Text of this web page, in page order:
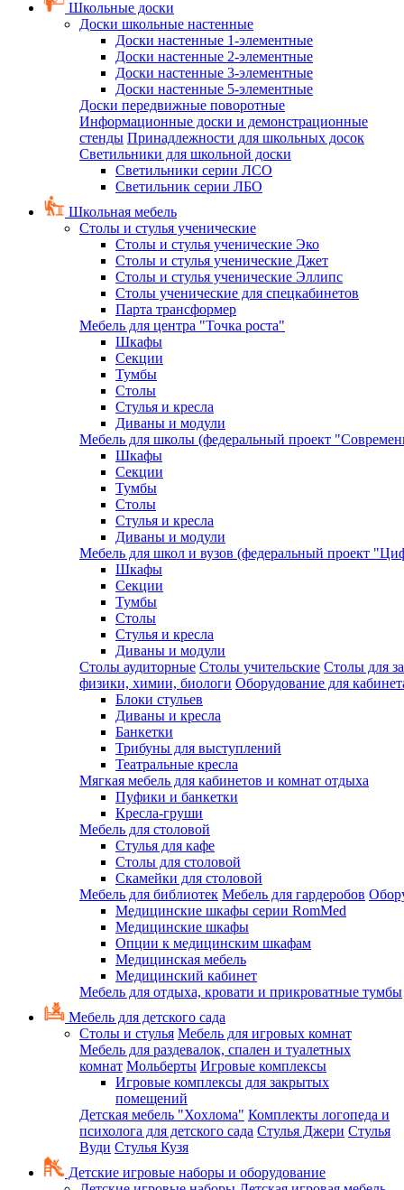
Школьные доски
Доски школьные настенные
Доски настенные 1-элементные
Доски настенные 2-элементные
Доски настенные 3-элементные
Доски настенные 5-элементные
Доски передвижные поворотные
Информационные доски и демонстрационные
стенды Принадлежности для школьных досок
Светильники для школьной доски
Светильники серии ЛСО
Светильник серии ЛБО
Школьная мебель
Столы и стулья ученические
Столы и стулья ученические Эко
Столы и стулья ученические Джет
Столы и стулья ученические Эллипс
Столы ученические для спецкабинетов
Парта трансформер
Мебель для центра "Точка роста"
Шкафы
Секции
Тумбы
Столы
Стулья и кресла
Диваны и модули
Мебель для школы (федеральный проект
Шкафы
Секции
Тумбы
Столы
Стулья и кресла
Диваны и модули
Мебель для школ и вузов (федеральный проект
Шкафы
Секции
Тумбы
Столы
Стулья и кресла
Диваны и модули
Столы аудиторные Столы учительские Столы для
физики, химии, биологи Оборудование для
Блоки стульев
Диваны и кресла
Банкетки
Трибуны для выступлений
Театральные кресла
Мягкая мебель для кабинетов и комнат отдыха
Пуфики и банкетки
Кресла-груши
Мебель для столовой
Cтулья для кафе
Cтолы для столовой
Скамейки для столовой
Мебель для библиотек Мебель для гардеробов
Медицинские шкафы серии RomMed
Медицинские шкафы
Опции к медицинским шкафам
Медицинская мебель
Медицинский кабинет
Мебель для отдыха, кровати и прикроватные тумбы
Мебель для детского сада
Столы и стулья Мебель для игровых комнат
Мебель для раздевалок, спален и туалетных
комнат Мольберты Игровые комплексы
Игровые комплексы для закрытых
помещений
Детская мебель "Хохлома" Комплекты логопеда и
психолога для детского сада Стулья Джери Стулья
Вуди Стулья Кузя
Детские игровые наборы и оборудование